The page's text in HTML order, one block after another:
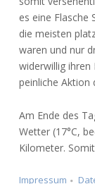
es eine Flasche
die meisten
waren und nur
widerwillig ihren
peinliche Aktion
Am Ende des
Wetter (17°C,
Kilometer.
Impressum